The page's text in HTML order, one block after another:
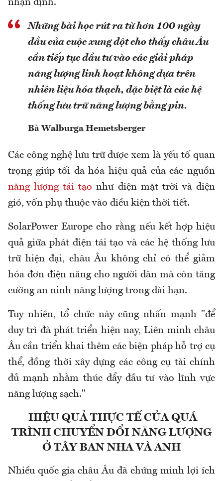
nhận định.
Những bài học rút ra từ hơn 100 ngày
đầu của cuộc xung đột cho thấy châu Âu
cần tiếp tục đầu tư vào các giải pháp
năng lượng linh hoạt không dựa trên
nhiên liệu hóa thạch, đặc biệt là các hệ
thống lưu trữ năng lượng bằng pin.
Bà Walburga Hemetsberger
Các công nghệ lưu trữ được xem là yếu tố quan
trọng giúp tối đa hóa hiệu quả của các nguồn
năng lượng tái tạo như điện mặt trời và điện
gió, vốn phụ thuộc vào điều kiện thời tiết.
SolarPower Europe cho rằng nếu kết hợp hiệu
quả giữa phát điện tái tạo và các hệ thống lưu
trữ hiện đại, châu Âu không chỉ có thể giảm
hóa đơn điện năng cho người dân mà còn tăng
cường an ninh năng lượng trong dài hạn.
Tuy nhiên, tổ chức này cũng nhấn mạnh "để
duy trì đà phát triển hiện nay, Liên minh châu
Âu cần triển khai thêm các biện pháp hỗ trợ cụ
thể, đồng thời xây dựng các công cụ tài chính
đủ mạnh nhằm thúc đẩy đầu tư vào lĩnh vực
năng lượng sạch."
HIỆU QUẢ THỰC TẾ CỦA QUÁ
TRÌNH CHUYỂN ĐỔI NĂNG LƯỢNG
Ở TÂY BAN NHA VÀ ANH
Nhiều quốc gia châu Âu đã chứng minh lợi ích